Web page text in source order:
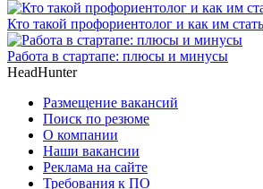
Кто такой профориентолог и как им стать
Работа в стартапе: плюсы и минусы
HeadHunter
Размещение вакансий
Поиск по резюме
О компании
Наши вакансии
Реклама на сайте
Требования к ПО